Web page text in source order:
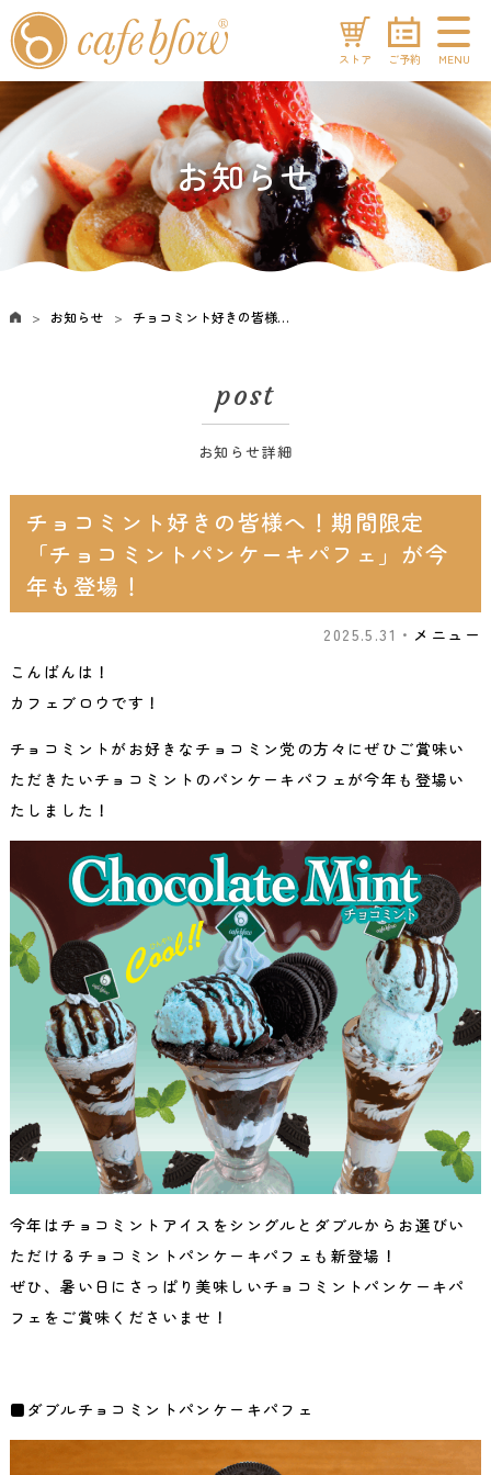
MENU
ご予約
ストア
お知らせ
お知らせ チョコミント好きの皆様へ！期間限定「チョコミントパンケーキパフェ」が今年も登場！
post
お知らせ詳細
チョコミント好きの皆様へ！期間限定
「チョコミントパンケーキパフェ」が今
年も登場！
2025.5.31・ メニュー
こんばんは！
カフェブロウです！
チョコミントがお好きなチョコミン党の方々にぜひご賞味い
ただきたいチョコミントのパンケーキパフェが今年も登場い
たしました！
今年はチョコミントアイスをシングルとダブルからお選びい
ただけるチョコミントパンケーキパフェも新登場！
ぜひ、暑い日にさっぱり美味しいチョコミントパンケーキパ
フェをご賞味くださいませ！
■ダブルチョコミントパンケーキパフェ